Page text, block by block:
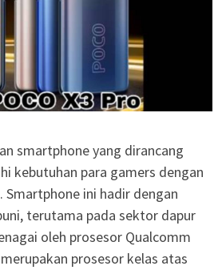
smartphone yang dirancang
kebutuhan para gamers dengan
Smartphone ini hadir dengan
terutama pada sektor dapur
oleh prosesor Qualcomm
prosesor kelas atas